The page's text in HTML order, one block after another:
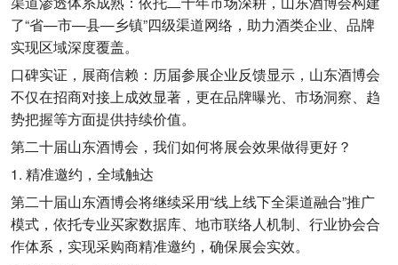
了“省—市—县—乡镇”四级渠道网络，助力酒类企业、品牌
实现区域深度覆盖。
口碑实证，展商信赖：历届参展企业反馈显示，山东酒博会
不仅在招商对接上成效显著，更在品牌曝光、市场洞察、趋
势把握等方面提供持续价值。
第二十届山东酒博会，我们如何将展会效果做得更好？
1. 精准邀约，全域触达
第二十届山东酒博会将继续采用“线上线下全渠道融合”推广
模式，依托专业买家数据库、地市联络人机制、行业协会合
作体系，实现采购商精准邀约，确保展会实效。